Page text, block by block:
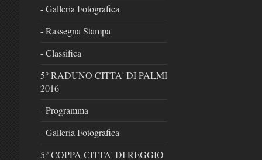
- Galleria Fotografica
- Rassegna Stampa
- Classifica
5° RADUNO CITTA' DI PALMI
2016
- Programma
- Galleria Fotografica
5° COPPA CITTA' DI REGGIO